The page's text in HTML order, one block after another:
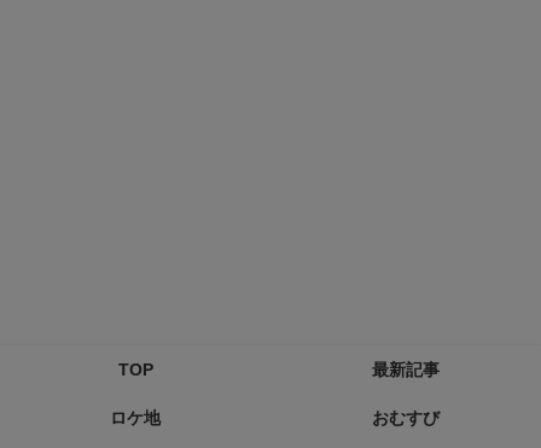
TOP 最新記事
ロケ地 おむすび